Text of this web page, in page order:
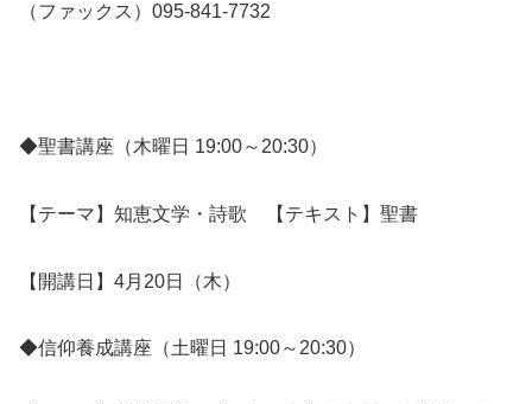
（ファックス）095-841-7732
◆聖書講座（木曜日 19:00～20:30）
【テーマ】知恵文学・詩歌 【テキスト】聖書
【開講日】4月20日（木）
◆信仰養成講座（土曜日 19:00～20:30）